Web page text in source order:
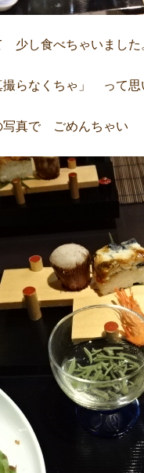
し食べちゃいました
らなくちゃ」 って
で ごめんちゃい